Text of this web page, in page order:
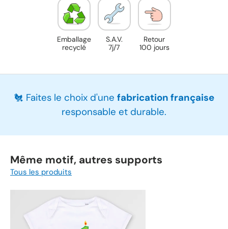
Emballage
recyclé
S.A.V.
7j/7
Retour
100 jours
🐔 Faites le choix d'une fabrication française
responsable et durable.
Même motif, autres supports
Tous les produits